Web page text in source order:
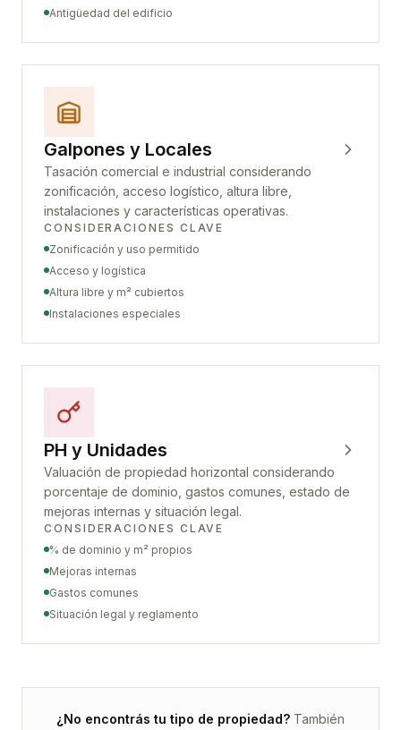
Antigüedad del edificio
Galpones y Locales
Tasación comercial e industrial considerando
zonificación, acceso logístico, altura libre,
instalaciones y características operativas.
CONSIDERACIONES CLAVE
Zonificación y uso permitido
Acceso y logística
Altura libre y m² cubiertos
Instalaciones especiales
PH y Unidades
Valuación de propiedad horizontal considerando
porcentaje de dominio, gastos comunes, estado de
mejoras internas y situación legal.
CONSIDERACIONES CLAVE
% de dominio y m² propios
Mejoras internas
Gastos comunes
Situación legal y reglamento
¿No encontrás tu tipo de propiedad? También